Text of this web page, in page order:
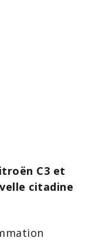
C3 et
citadine